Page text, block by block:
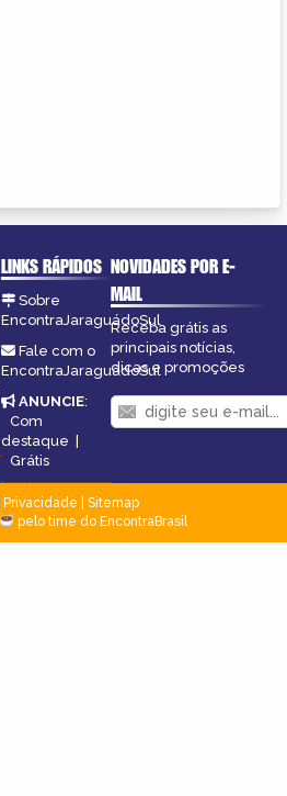
LINKS RÁPIDOS
Sobre
EncontraJaraguádoSul
Fale com o
EncontraJaraguádoSul
ANUNCIE:
Com
destaque |
Grátis
NOVIDADES POR E-
MAIL
Receba grátis as
principais notícias,
dicas e promoções
Privacidade
Sitemap
pelo time do EncontraBrasil